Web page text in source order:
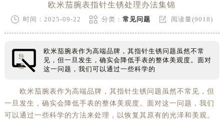
节假日正常营业！
欧米茄腕表指针生锈处理办法集锦
 时间：2025-09-22  分类：常见问题  阅读量(9018)
导
读
欧米茄腕表作为高端品牌，其指针生锈问题虽然不常
见，但一旦发生，确实会降低手表的整体美观度。面对
这一问题，我们可以通过一些科学的
欧米茄腕表作为高端品牌，其指针生锈问题虽然不常见，但
一旦发生，确实会降低手表的整体美观度。面对这一问题，我们
可以通过一些科学的方法来处理，以恢复其原有的光泽和美观。